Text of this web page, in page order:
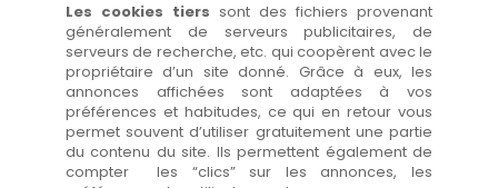
Les cookies tiers sont des fichiers provenant
généralement de serveurs publicitaires, de
serveurs de recherche, etc. qui coopèrent avec le
propriétaire d’un site donné. Grâce à eux, les
annonces affichées sont adaptées à vos
préférences et habitudes, ce qui en retour vous
permet souvent d’utiliser gratuitement une partie
du contenu du site. Ils permettent également de
compter les “clics” sur les annonces, les